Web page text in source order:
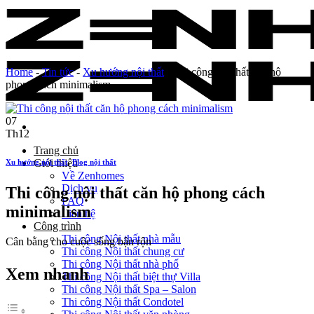
Skip
content
Trang chủ
Giới thiệu
Về Zenhomes
Dịch vụ
FAQ
Liên hệ
Công trình
Thi công Nội thất nhà mẫu
Thi công Nội thất chung cư
Thi công Nội thất nhà phố
Thi công Nội thất biệt thự Villa
Thi công Nội thất Spa – Salon
Thi công Nội thất Condotel
Home-Tin tức- Xu hướng nội thất
Thi công nội thất căn hộ
phong cách minimalism
07
Th12
Xu hướng nội thất,Blog nội thất
Thi công nội thất căn hộ phong cách
minimalism
Cân bằng cho cuộc sống bận rộn
Xem nhanh